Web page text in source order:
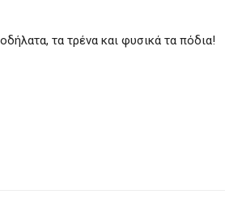
τα τρένα και φυσικά τα πόδια!